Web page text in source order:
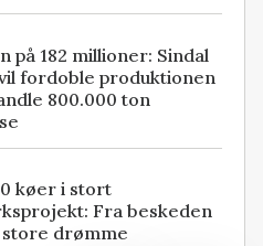
på 182 millioner: Sindal
fordoble produktionen
800.000 ton
køer i stort
Fra beskeden
drømme